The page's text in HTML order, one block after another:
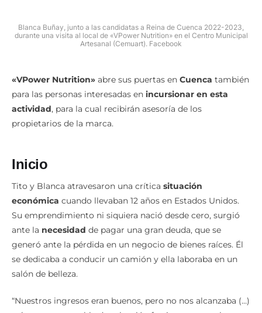
Blanca Buñay, junto a las candidatas a Reina de Cuenca 2022-2023,
durante una visita al local de «VPower Nutrition» en el Centro Municipal
Artesanal (Cemuart). Facebook
«VPower Nutrition» abre sus puertas en Cuenca también
para las personas interesadas en incursionar en esta
actividad, para la cual recibirán asesoría de los
propietarios de la marca.
Inicio
Tito y Blanca atravesaron una crítica situación
económica cuando llevaban 12 años en Estados Unidos.
Su emprendimiento ni siquiera nació desde cero, surgió
ante la necesidad de pagar una gran deuda, que se
generó ante la pérdida en un negocio de bienes raíces. Él
se dedicaba a conducir un camión y ella laboraba en un
salón de belleza.
“Nuestros ingresos eran buenos, pero no nos alcanzaba (…)